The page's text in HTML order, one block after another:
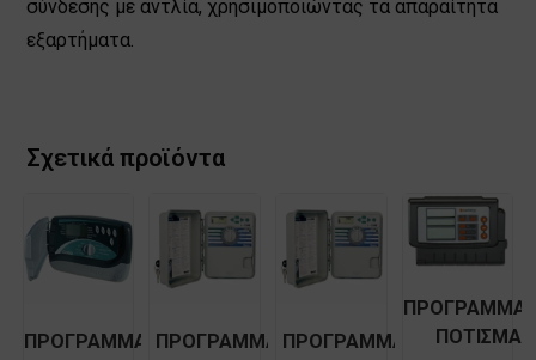
σύνδεσης με αντλία, χρησιμοποιώντας τα απαραίτητα
εξαρτήματα.
Σχετικά προϊόντα
ΠΡΟΓΡΑΜΜΑΤΙΣΤΗΣΠΡΟΓΡΑΜΜΑΤΙΣΤΗΣΠΡΟΓΡΑΜΜΑΤΙΣΤΗΣ